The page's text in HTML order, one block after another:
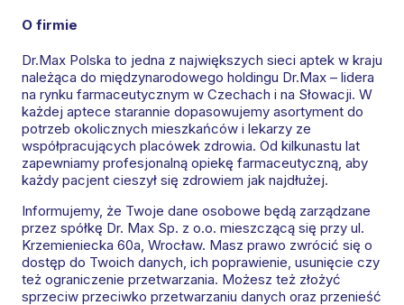
O firmie
Dr.Max Polska to jedna z największych sieci aptek w kraju
należąca do międzynarodowego holdingu Dr.Max – lidera
na rynku farmaceutycznym w Czechach i na Słowacji. W
każdej aptece starannie dopasowujemy asortyment do
potrzeb okolicznych mieszkańców i lekarzy ze
współpracujących placówek zdrowia. Od kilkunastu lat
zapewniamy profesjonalną opiekę farmaceutyczną, aby
każdy pacjent cieszył się zdrowiem jak najdłużej.
Informujemy, że Twoje dane osobowe będą zarządzane
przez spółkę Dr. Max Sp. z o.o. mieszczącą się przy ul.
Krzemieniecka 60a, Wrocław. Masz prawo zwrócić się o
dostęp do Twoich danych, ich poprawienie, usunięcie czy
też ograniczenie przetwarzania. Możesz też złożyć
sprzeciw przeciwko przetwarzaniu danych oraz przenieść